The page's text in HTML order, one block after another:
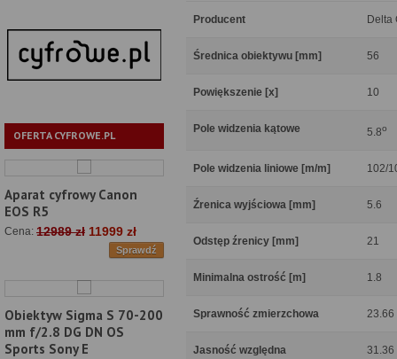
OFERTA CYFROWE.PL
Aparat cyfrowy Canon
EOS R5
Cena: 12989 zł 11999 zł
Sprawdź
Obiektyw Sigma S 70-200
mm f/2.8 DG DN OS
Sports Sony E
Producent Delta
Średnica obiektywu [mm] 56
Powiększenie [x] 10
Pole widzenia kątowe 5.8o
Pole widzenia liniowe [m/m] 102/
Źrenica wyjściowa [mm] 5.6
Odstęp źrenicy [mm] 21
Minimalna ostrość [m] 1.8
Sprawność zmierzchowa 23.66
Jasność względna 31.36